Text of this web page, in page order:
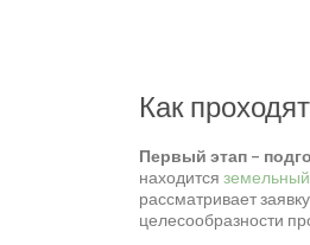
Как
Первый этап –
находится земельный
рассматривает
целесообразности